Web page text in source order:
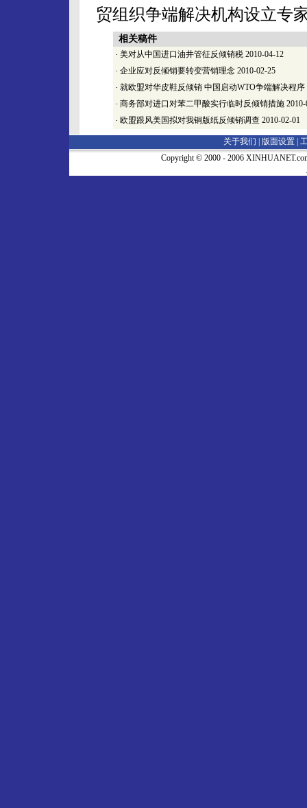
贸组织争端解决机构设立专
相关稿件
· 美对从中国进口油井管征反倾销税 2010-04-12
· 企业应对反倾销要转变营销理念 2010-02-25
· 就欧盟对华皮鞋反倾销 中国启动WTO争端解决程序
· 商务部对进口对苯二甲酸实行临时反倾销措施
· 欧盟跟风美国拟对我铜版纸反倾销调查 2010-02-01
关于我们 | 版面设置
Copyright © 2000 - 2006